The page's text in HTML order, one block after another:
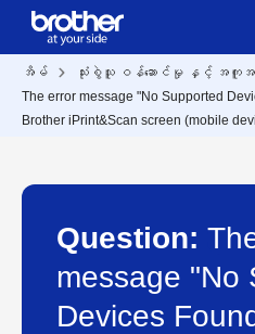
အိမ် သုံးစွဲသူ ဝန်ဆောင်မှု နှင့် အကူ
The error message "No Supported
Brother iPrint&Scan screen (mobile
Question:
message "No
Devices